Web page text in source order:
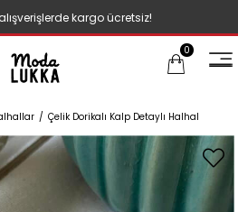
kargo ücretsiz!
0
Çelik Dorikalı Kalp Detaylı Halhal